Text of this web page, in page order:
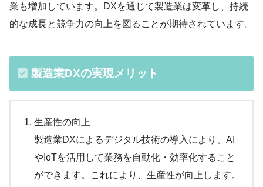
業も増加しています。DXを通じて製造業は変革し、持続
的な成長と競争力の向上を図ることが期待されています。
製造業DXの実現メリット
生産性の向上
製造業DXによるデジタル技術の導入により、AI
やIoTを活用して業務を自動化・効率化すること
ができます。これにより、生産性が向上します。